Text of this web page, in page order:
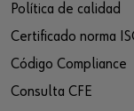
Política de calidad
Certificado norma
Código Compliance
Consulta CFE